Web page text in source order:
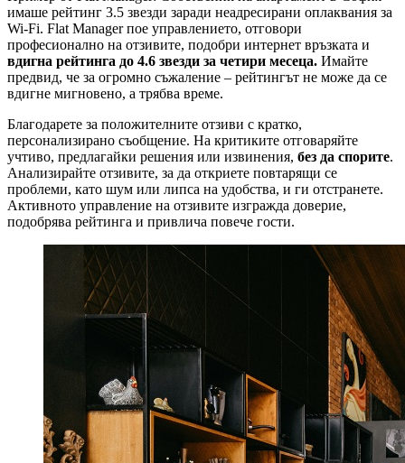
имаше рейтинг 3.5 звезди заради неадресирани оплаквания за
Wi-Fi. Flat Manager пое управлението, отговори
професионално на отзивите, подобри интернет връзката и
вдигна рейтинга до 4.6 звезди за четири месеца. Имайте
предвид, че за огромно съжаление – рейтингът не може да се
вдигне мигновено, а трябва време.
Благодарете за положителните отзиви с кратко,
персонализирано съобщение. На критиките отговаряйте
учтиво, предлагайки решения или извинения, без да спорите.
Анализирайте отзивите, за да откриете повтарящи се
проблеми, като шум или липса на удобства, и ги отстранете.
Активното управление на отзивите изгражда доверие,
подобрява рейтинга и привлича повече гости.